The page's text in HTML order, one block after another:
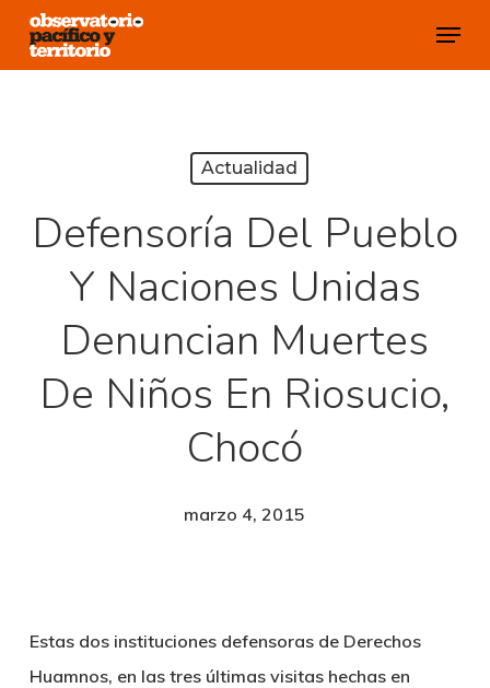
Skip
Menu
Actualidad
Defensoría Del Pueblo
Y Naciones Unidas
Denuncian Muertes
De Niños En Riosucio,
Chocó
marzo 4, 2015
Estas dos instituciones defensoras de Derechos
Huamnos, en las tres últimas visitas hechas en
Close